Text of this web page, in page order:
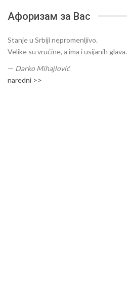
Афоризам за Вас
Stanje u Srbiji nepromenljivo.
Velike su vrućine, a ima i usijanih glava.
— Darko Mihajlović
naredni >>